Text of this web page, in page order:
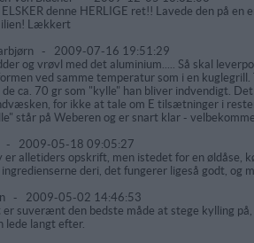
ELSKER denne HERLIGE ret!! Lavede den på
Lækkert
- 2009-07-16 19:51:29
og vrøvl med det aluminium..... Så skal
ved samme temperatur som i en
de ca. 70 gr som "kylle" han bliver indvendigt.
for ikke at tale om E tilsætninger i
står på Weberen og er snart klar -
- 2009-05-18 09:05:27
er alletiders opskrift, men istedet for en
deri, det fungerer ligeså godt, og
- 2009-05-02 14:46:53
suverænt den bedste måde at stege kylling på,
lede langt efter.